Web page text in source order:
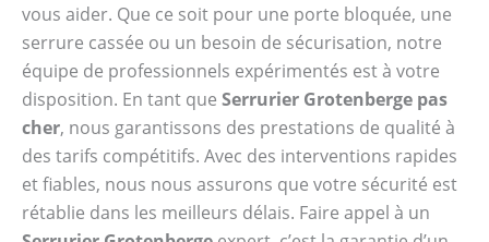
vous aider. Que ce soit pour une porte bloquée, une
serrure cassée ou un besoin de sécurisation, notre
équipe de professionnels expérimentés est à votre
disposition. En tant que Serrurier Grotenberge pas
cher, nous garantissons des prestations de qualité à
des tarifs compétitifs. Avec des interventions rapides
et fiables, nous nous assurons que votre sécurité est
rétablie dans les meilleurs délais. Faire appel à un